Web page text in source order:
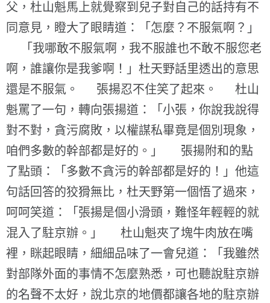
父，杜山魁馬上就覺察到兒子對自己的話持有不
同意見，瞪大了眼睛道：「怎麼？不服氣啊？」
「我哪敢不服氣啊，我不服誰也不敢不服您老
啊，誰讓你是我爹啊！」杜天野話里透出的意思
還是不服氣。 張揚忍不住笑了起來。 杜山
魁罵了一句，轉向張揚道：「小張，你說我說得
對不對，貪污腐敗，以權謀私畢竟是個別現象，
咱們多數的幹部都是好的。」 張揚附和的點
了點頭：「多數不貪污的幹部都是好的！」他這
句話回答的狡猾無比，杜天野第一個悟了過來，
呵呵笑道：「張揚是個小滑頭，難怪年輕輕的就
混入了駐京辦。」 杜山魁夾了塊牛肉放在嘴
裡，眯起眼睛，細細品味了一會兒道：「我雖然
對部隊外面的事情不怎麼熟悉，可也聽說駐京辦
的名聲不太好，說北京的地價都讓各地的駐京辦